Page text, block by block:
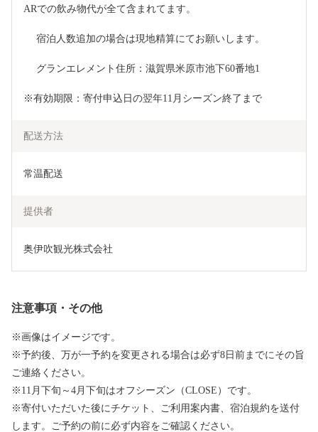
ARでの飲み物代が全て含まれてます。
宿泊人数追加の場合は現地精算にてお願いします。
グランエレメント住所：滋賀県米原市池下60番地1
※有効期限：寄付申込日の翌年11月シーズン終了まで
配送方法
常温配送
提供者
奥伊吹観光株式会社
注意事項・その他
※画像はイメージです。
※予約後、万が一予約を変更される場合は必ず8日前までにその旨
ご連絡ください。
※11月下旬～4月下旬はオフシーズン（CLOSE）です。
※寄付いただいた後にチケット、ご利用案内書、宿泊規約を送付
します。ご予約の前に必ず内容をご確認ください。